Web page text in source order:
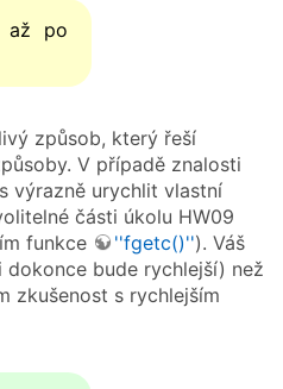
až po
způsob, který řeší
V případě znalosti
výrazně urychlit vlastní
části úkolu HW09
funkce
''fgetc()''). Váš
bude rychlejší) než
zkušenost s rychlejším